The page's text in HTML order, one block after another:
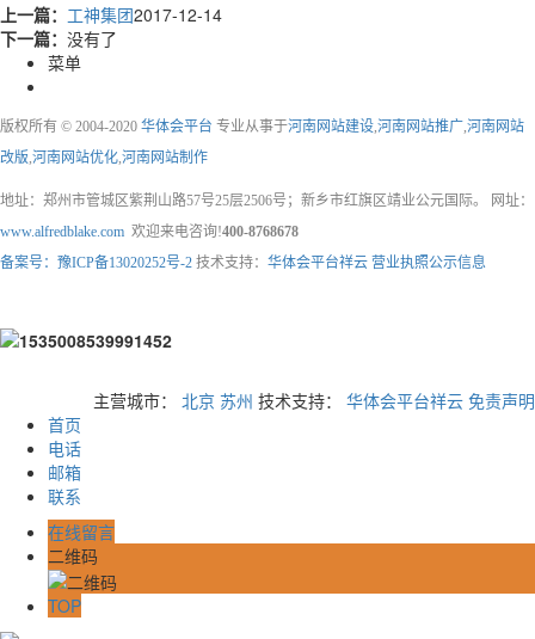
上一篇： 工神集团2017-12-14
下一篇： 没有了
菜单
版权所有 © 2004-2020 华体会平台 专业从事于河南网站建设,河南网站推广,河南网站
改版,河南网站优化,河南网站制作
地址：郑州市管城区紫荆山路57号25层2506号；新乡市红旗区靖业公元国际。 网址：
www.alfredblake.com 欢迎来电咨询!400-8768678
备案号：豫ICP备13020252号-2 技术支持： 华体会平台祥云 营业执照公示信息
主营城市： 北京 苏州 技术支持： 华体会平台祥云 免责声明
首页
电话
邮箱
联系
在线留言
二维码
TOP